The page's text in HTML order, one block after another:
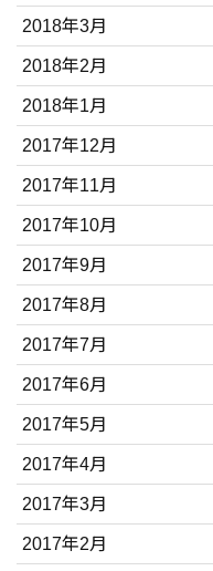
2018年3月
2018年2月
2018年1月
2017年12月
2017年11月
2017年10月
2017年9月
2017年8月
2017年7月
2017年6月
2017年5月
2017年4月
2017年3月
2017年2月